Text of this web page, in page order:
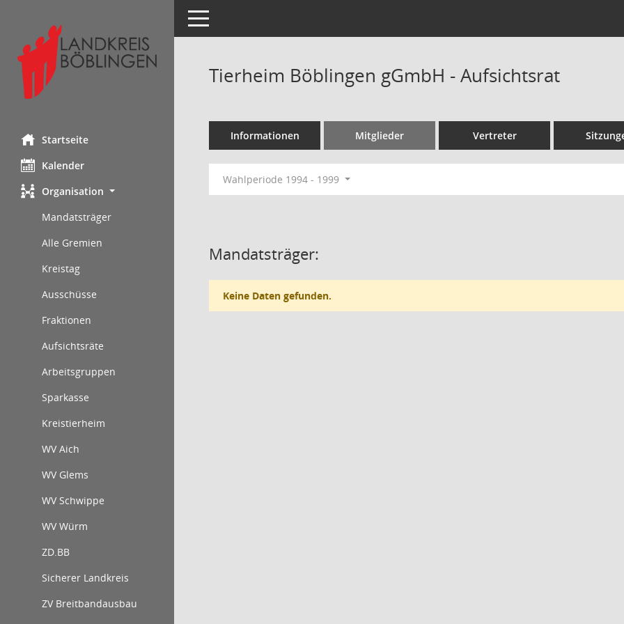
Startseite
Kalender
Organisation
Mandatsträger
Alle Gremien
Kreistag
Ausschüsse
Fraktionen
Aufsichtsräte
Arbeitsgruppen
Sparkasse
Kreistierheim
WV Aich
WV Glems
WV Schwippe
WV Würm
ZD.BB
Sicherer Landkreis
ZV Breitbandausbau
Toggle navigation
Tierheim Böblingen gGmbH - Aufsichtsrat
Informationen Mitglieder Vertreter
Wahlperiode 1994 - 1999
Mandatsträger:
Keine Daten gefunden.